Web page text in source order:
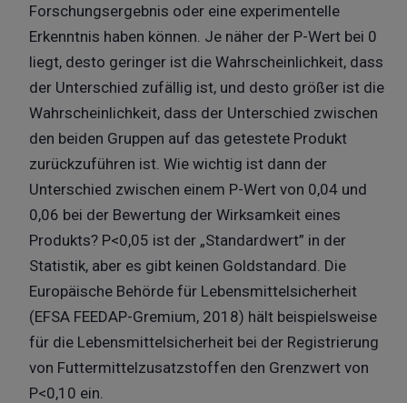
Forschungsergebnis oder eine experimentelle
Erkenntnis haben können. Je näher der P-Wert bei 0
liegt, desto geringer ist die Wahrscheinlichkeit, dass
der Unterschied zufällig ist, und desto größer ist die
Wahrscheinlichkeit, dass der Unterschied zwischen
den beiden Gruppen auf das getestete Produkt
zurückzuführen ist. Wie wichtig ist dann der
Unterschied zwischen einem P-Wert von 0,04 und
0,06 bei der Bewertung der Wirksamkeit eines
Produkts? P<0,05 ist der „Standardwert” in der
Statistik, aber es gibt keinen Goldstandard. Die
Europäische Behörde für Lebensmittelsicherheit
(EFSA FEEDAP-Gremium, 2018) hält beispielsweise
für die Lebensmittelsicherheit bei der Registrierung
von Futtermittelzusatzstoffen den Grenzwert von
P<0,10 ein.